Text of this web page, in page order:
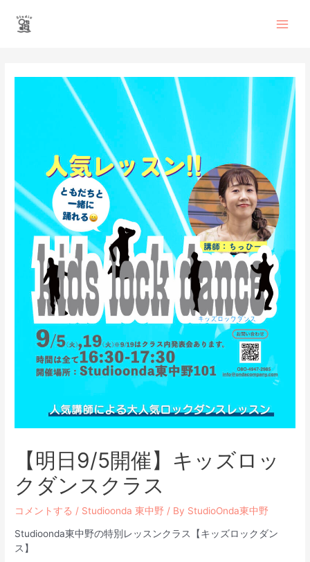
【明日9/5開催】キッズロッ
クダンスクラス
コメントする / Studioonda 東中野 / By StudioOnda東中野
Studioonda東中野の特別レッスンクラス【キッズロックダン
ス】
ン